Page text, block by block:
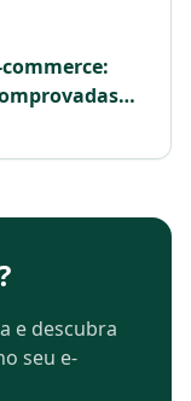
e descubra
seu e-